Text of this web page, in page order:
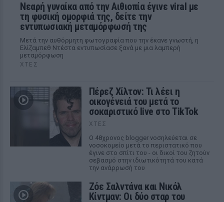
Νεαρή γυναίκα από την Αιθιοπία έγινε viral με
τη φυσική ομορφιά της, δείτε την
εντυπωσιακή μεταμόρφωσή της
Μετά την αυθόρμητη φωτογραφία που την έκανε γνωστή, η
Ελίζαμπεθ Ντέστα εντυπωσίασε ξανά με μια λαμπερή
μεταμόρφωση
ΧΤΕΣ
Πέρεζ Χίλτον: Τι λέει η
οικογένειά του μετά το
σοκαριστικό live στο TikTok
ΧΤΕΣ
Ο 48χρονος blogger νοσηλεύεται σε
νοσοκομείο μετά το περιστατικό που
έγινε στο σπίτι του - οι δικοί του ζητούν
σεβασμό στην ιδιωτικότητά του κατά
την ανάρρωσή του
Ζόε Σαλντάνα και Νικόλ
Κίντμαν: Οι δύο σταρ του